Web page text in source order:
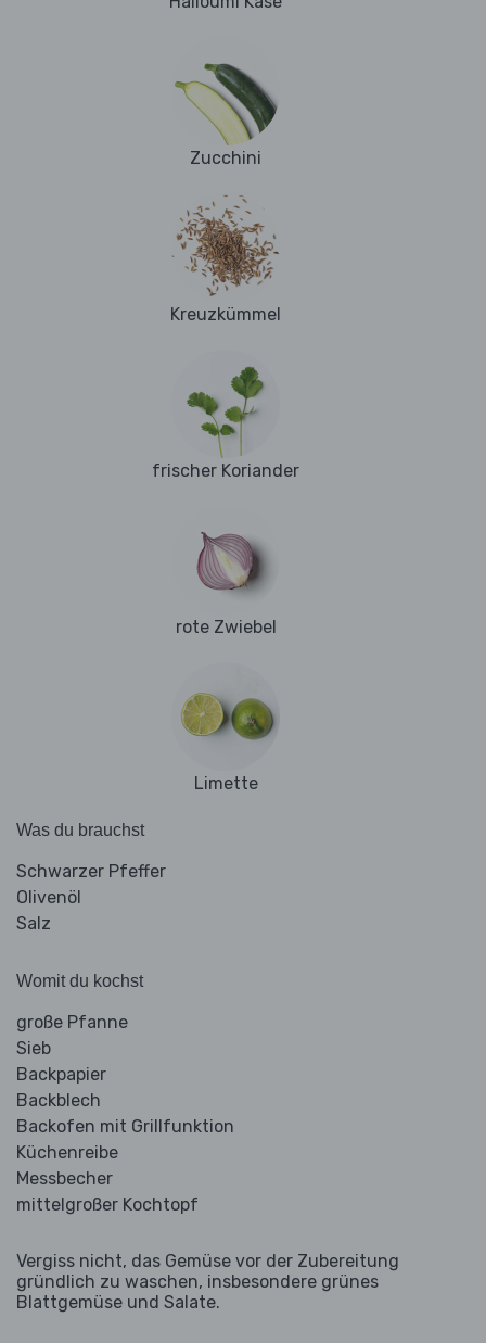
Zucchini
Kreuzkümmel
frischer Koriander
rote Zwiebel
Limette
Was du brauchst
Schwarzer Pfeffer
Olivenöl
Salz
Womit du kochst
große Pfanne
Sieb
Backpapier
Backblech
Backofen mit Grillfunktion
Küchenreibe
Messbecher
mittelgroßer Kochtopf
Vergiss nicht, das Gemüse vor der Zubereitung
gründlich zu waschen, insbesondere grünes
Blattgemüse und Salate.